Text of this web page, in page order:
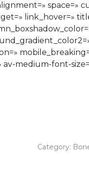
space=»
link_hover=»
medium-font-
Category: